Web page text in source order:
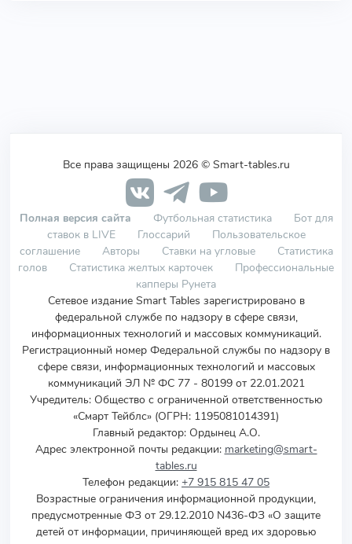
Все права защищены 2026 © Smart-tables.ru
Полная версия сайта Футбольная статистика
Бот для
ставок в LIVE
Глоссарий
Пользовательское
соглашение
Авторы Ставки на угловые
Статистика
голов
Статистика желтых карточек
Профессиональные
капперы Рунета
Сетевое издание Smart Tables зарегистрировано в
федеральной службе по надзору в сфере связи,
информационных технологий и массовых коммуникаций.
Регистрационный номер Федеральной службы по надзору в
сфере связи, информационных технологий и массовых
коммуникаций ЭЛ № ФС 77 - 80199 от 22.01.2021
Учредитель: Общество с ограниченной ответственностью
«Смарт Тейблс» (ОГРН: 1195081014391)
Главный редактор: Ордынец А.О.
Адрес электронной почты редакции: marketing@smart-
tables.ru
Телефон редакции: +7 915 815 47 05
Возрастные ограничения информационной продукции,
предусмотренные ФЗ от 29.12.2010 N436-ФЗ «О защите
детей от информации, причиняющей вред их здоровью